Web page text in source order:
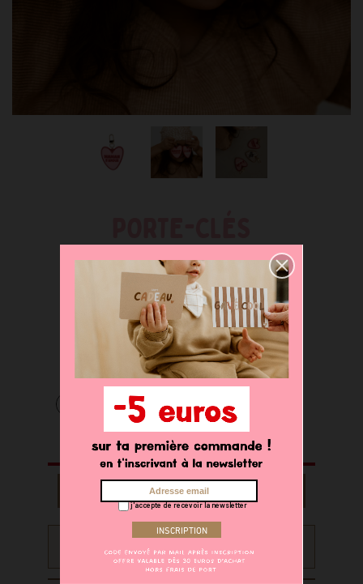
MAMAN D'AMOUR -9,00 €
Déclinaisons disponibles
AJOUTER AU PANIER
Recevez 9 points sur votre compte fidélité en achetant ce
produit
j'accepte de recevoir la newsletter